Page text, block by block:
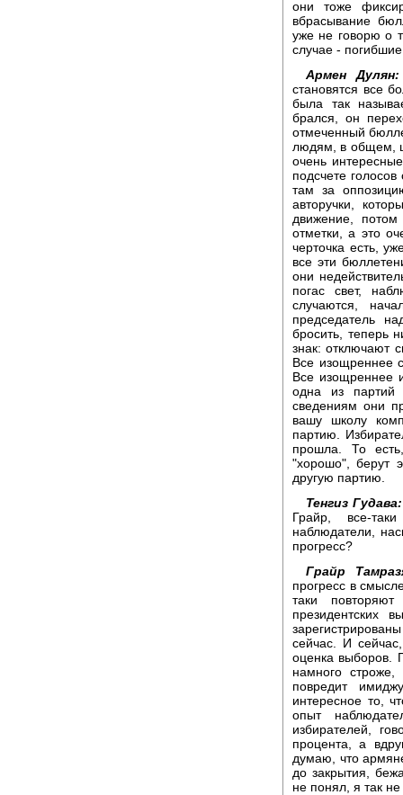
они тоже
вбрасывание
уже не говорю о
случае -
Армен Дулян:
становятся все
была так
брался, он
отмеченный
людям, в общем,
очень
подсчете
там за
авторучки,
движение, потом
отметки, а это
черточка есть,
все эти
они
погас свет,
случаются,
председатель
бросить, теперь
знак: отключают
Все изощреннее
Все изощреннее
одна из
сведениям они
вашу школу
партию.
прошла. То
"хорошо", берут
другую партию.
Тенгиз Гудава:
Грайр, все-
наблюдатели,
прогресс?
Грайр
прогресс в
таки
президентских
сейчас. И
оценка выборов.
намного
повредит
интересное то,
опыт
избирателей,
процента, а
думаю, что
до закрытия,
не понял, я так